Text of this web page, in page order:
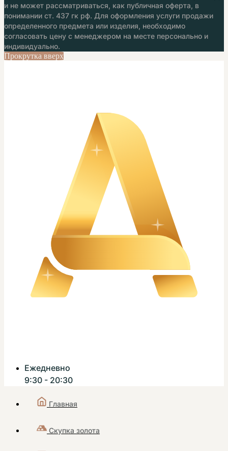
и не может рассматриваться, как публичная оферта, в
понимании ст. 437 гк рф. Для оформления услуги продажи
определенного предмета или изделия, необходимо
согласовать цену с менеджером на месте персонально и
индивидуально.
Прокрутка вверх
Ежедневно
9:30 - 20:30
Главная
Скупка золота